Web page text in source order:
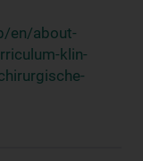
en/about-
klin-